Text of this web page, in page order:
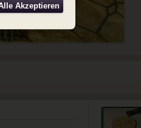
Akzeptieren